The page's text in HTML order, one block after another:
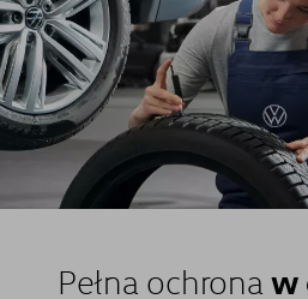
Pełna ochronaw